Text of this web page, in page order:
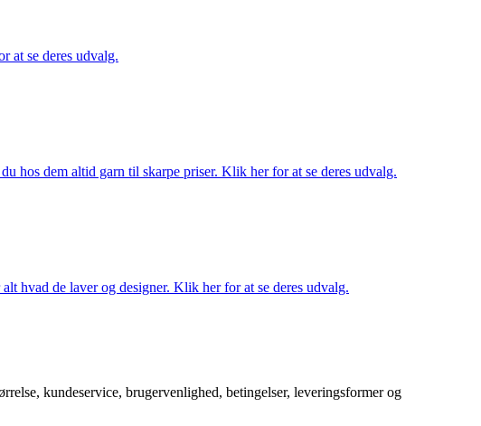
at se deres udvalg.
hos dem altid garn til skarpe priser. Klik her for at se deres udvalg.
hvad de laver og designer. Klik her for at se deres udvalg.
kundeservice, brugervenlighed, betingelser, leveringsformer og